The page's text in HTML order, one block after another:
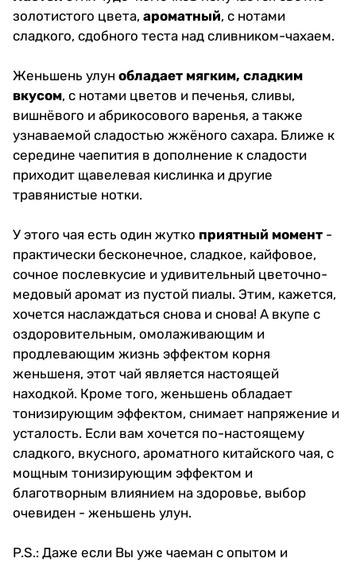
золотистого цвета, ароматный, с нотами
сладкого, сдобного теста над сливником-чахаем.
Женьшень улун обладает мягким, сладким
вкусом, с нотами цветов и печенья, сливы,
вишнёвого и абрикосового варенья, а также
узнаваемой сладостью жжёного сахара. Ближе к
середине чаепития в дополнение к сладости
приходит щавелевая кислинка и другие
травянистые нотки.
У этого чая есть один жутко приятный момент -
практически бесконечное, сладкое, кайфовое,
сочное послевкусие и удивительный цветочно-
медовый аромат из пустой пиалы. Этим, кажется,
хочется наслаждаться снова и снова! А вкупе с
оздоровительным, омолаживающим и
продлевающим жизнь эффектом корня
женьшеня, этот чай является настоящей
находкой. Кроме того, женьшень обладает
тонизирующим эффектом, снимает напряжение и
усталость. Если вам хочется по-настоящему
сладкого, вкусного, ароматного китайского чая, с
мощным тонизирующим эффектом и
благотворным влиянием на здоровье, выбор
очевиден - женьшень улун.
P.S.: Даже если Вы уже чаеман с опытом и